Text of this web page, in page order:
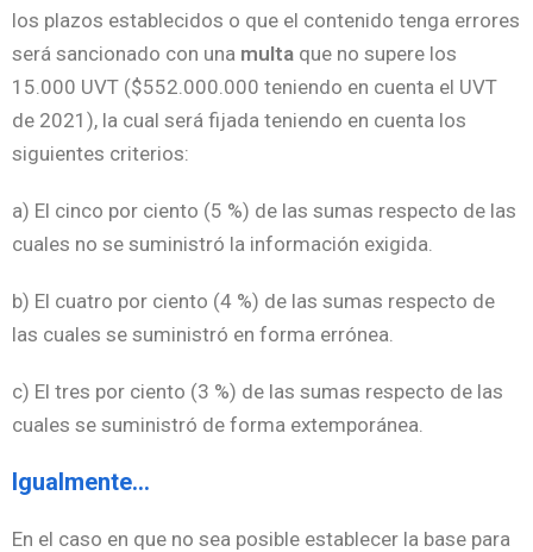
los plazos establecidos o que el contenido tenga errores
será sancionado con una multa que no supere los
15.000 UVT ($552.000.000 teniendo en cuenta el UVT
de 2021), la cual será fijada teniendo en cuenta los
siguientes criterios:
a) El cinco por ciento (5 %) de las sumas respecto de las
cuales no se suministró la información exigida.
b) El cuatro por ciento (4 %) de las sumas respecto de
las cuales se suministró en forma errónea.
c) El tres por ciento (3 %) de las sumas respecto de las
cuales se suministró de forma extemporánea.
Igualmente…
En el caso en que no sea posible establecer la base para